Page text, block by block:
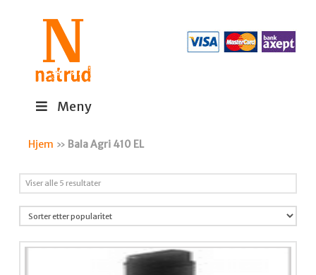
Meny
Hjem » Bala Agri 410 EL
Viser alle 5 resultaterSortert
propularitet